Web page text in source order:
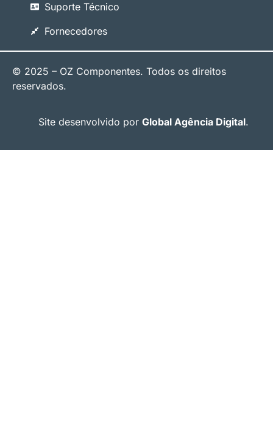
Suporte Técnico
Fornecedores
© 2025 – OZ Componentes. Todos os direitos
reservados.
Site desenvolvido por Global Agência Digital.